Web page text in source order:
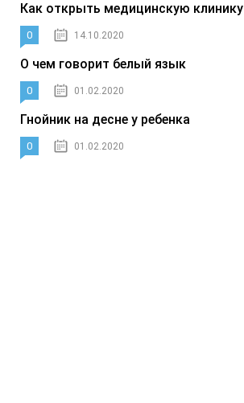
Как открыть медицинскую клинику
0 14.10.2020
О чем говорит белый язык
0 01.02.2020
Гнойник на десне у ребенка
0 01.02.2020